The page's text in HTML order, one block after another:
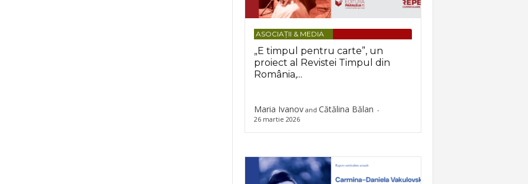
ASOCIAȚII & MEDIA
„E timpul pentru carte”, un
proiect al Revistei Timpul din
România,...
Maria Ivanovand Cătălina Bălan -
26 martie 2026